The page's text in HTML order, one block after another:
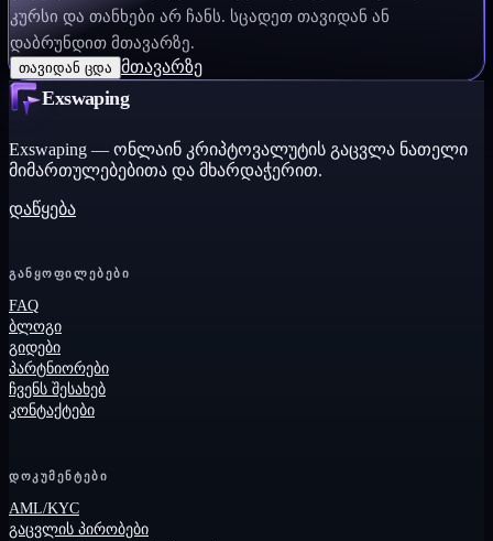
კურსი და თანხები არ ჩანს. სცადეთ თავიდან ან
დაბრუნდით მთავარზე.
თავიდან ცდა მთავარზე
Exswaping
Exswaping — ონლაინ კრიპტოვალუტის გაცვლა ნათელი
მიმართულებებითა და მხარდაჭერით.
დაწყება
ᲒᲐᲜᲧᲝᲤᲘᲚᲔᲑᲔᲑᲘ
FAQ
ბლოგი
გიდები
პარტნიორები
ჩვენს შესახებ
კონტაქტები
ᲓᲝᲙᲣᲛᲔᲜᲢᲔᲑᲘ
AML/KYC
გაცვლის პირობები